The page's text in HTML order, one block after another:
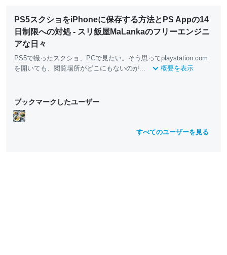
PS5スクショをiPhoneに保存する方法とPS Appの14
日制限への対処 - スリ飯屋MaLankaのフリーエンジニ
アな日々
PS5で撮ったスクショ、 PCで見たい。そう思ってplaystation.com
を開いても、閲覧場所がどこにもないのが...
概要を表示
ブックマークしたユーザー
すべてのユーザーを見る